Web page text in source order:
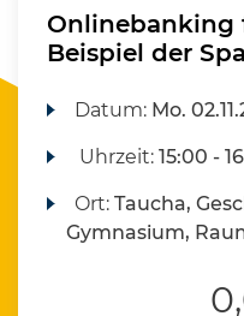
Onlinebanking
Beispiel der
Datum: Mo.
Uhrzeit:15:00 -
Ort:Taucha,
Gymnasium,